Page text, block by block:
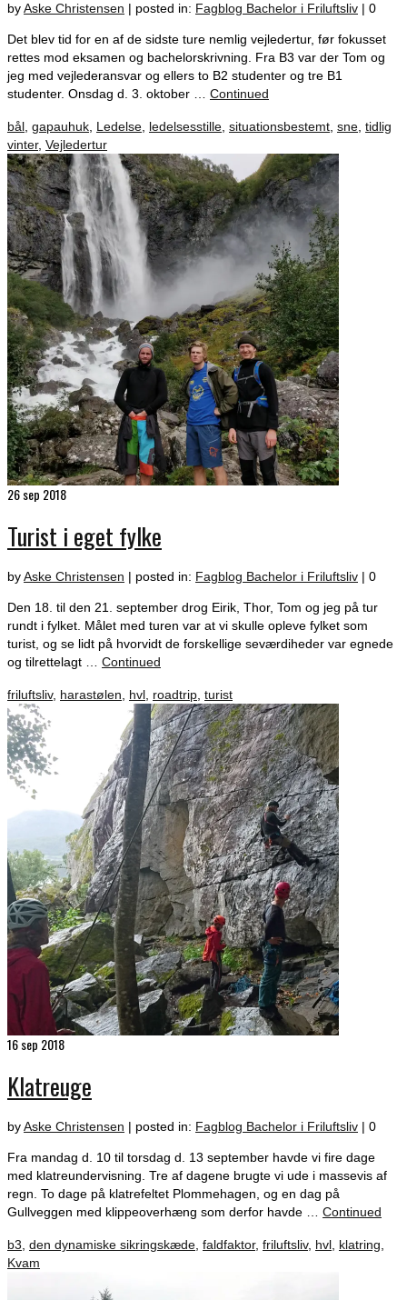
byAske Christensen | posted in: Fagblog Bachelor i Friluftsliv | 0
Det blev tid for en af de sidste ture nemlig vejledertur, før fokusset
rettes mod eksamen og bachelorskrivning. Fra B3 var der Tom og
jeg med vejlederansvar og ellers to B2 studenter og tre B1
studenter. Onsdag d. 3. oktober … Continued
bål gapauhuk Ledelse ledelsesstille situationsbestemt sne tidlig
vinter, Vejledertur
26sep 2018
Turist i eget fylke
byAske Christensen | posted in: Fagblog Bachelor i Friluftsliv | 0
Den 18. til den 21. september drog Eirik, Thor, Tom og jeg på tur
rundt i fylket. Målet med turen var at vi skulle opleve fylket som
turist, og se lidt på hvorvidt de forskellige seværdiheder var egnede
og tilrettelagt … Continued
friluftsliv, harastølen hvl roadtrip turist
16sep 2018
Klatreuge
byAske Christensen | posted in: Fagblog Bachelor i Friluftsliv | 0
Fra mandag d. 10 til torsdag d. 13 september havde vi fire dage
med klatreundervisning. Tre af dagene brugte vi ude i massevis af
regn. To dage på klatrefeltet Plommehagen, og en dag på
Gullveggen med klippeoverhæng som derfor havde … Continued
b3, den dynamiske sikringskæde, faldfaktor, friluftsliv, hvl, klatring,
Kvam